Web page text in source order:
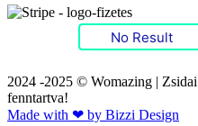
No Result
2024 -2025 © Womazing |
fenntartva!
Made with ❤ by Bizzi Design